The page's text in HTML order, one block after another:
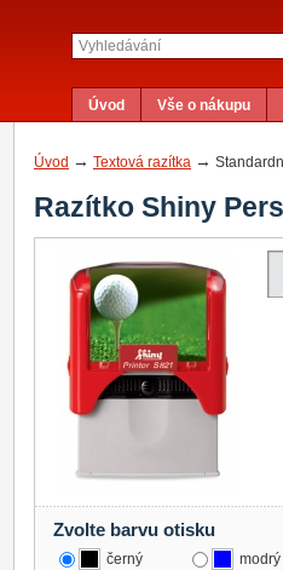
Úvod Vše o nákupu
Úvod → Textová razítka →
Razítko Shiny
Zvolte barvu otisku
černý
modrý